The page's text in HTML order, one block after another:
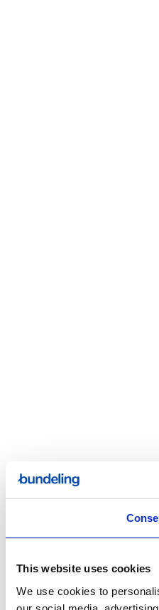
This website uses cookies
We use cookies to